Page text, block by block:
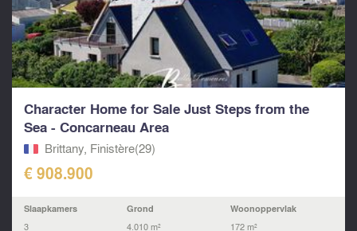
Character Home for Sale Just Steps from the
Sea - Concarneau Area
Brittany, Finistère(29)
€ 908.900
Slaapkamers
3
Grond
4.010 m²
Woonoppervlak
172 m²